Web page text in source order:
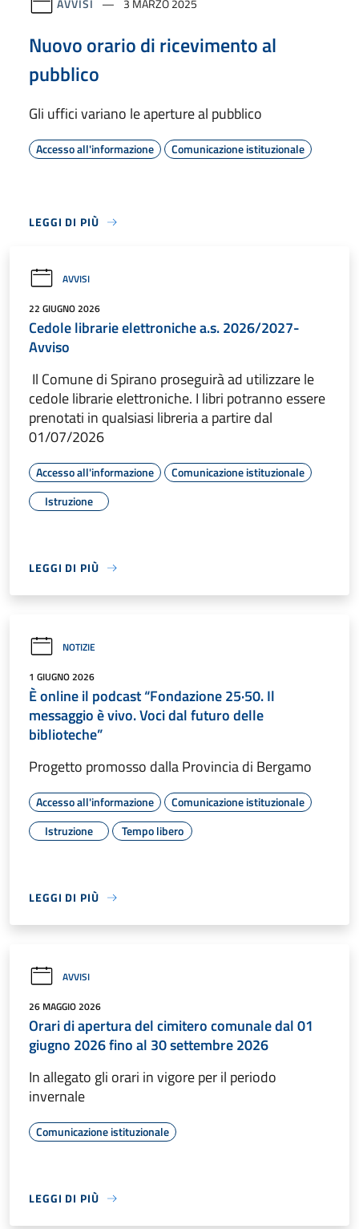
Nuovo orario di ricevimento al
pubblico
Gli uffici variano le aperture al pubblico
Accesso all'informazione Comunicazione istituzionale
LEGGI DI PIÙ
AVVISI
22 GIUGNO 2026
Cedole librarie elettroniche a.s. 2026/2027-
Avviso
Il Comune di Spirano proseguirà ad utilizzare le
cedole librarie elettroniche. I libri potranno essere
prenotati in qualsiasi libreria a partire dal
01/07/2026
Accesso all'informazione
Comunicazione istituzionale
Istruzione
LEGGI DI PIÙ
NOTIZIE
1 GIUGNO 2026
È online il podcast “Fondazione 25·50. Il
messaggio è vivo. Voci dal futuro delle
biblioteche”
Progetto promosso dalla Provincia di Bergamo
Accesso all'informazione
Comunicazione istituzionale
Istruzione
Tempo libero
LEGGI DI PIÙ
AVVISI
26 MAGGIO 2026
Orari di apertura del cimitero comunale dal 01
giugno 2026 fino al 30 settembre 2026
In allegato gli orari in vigore per il periodo
invernale
Comunicazione istituzionale
LEGGI DI PIÙ